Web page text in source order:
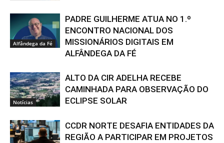
Alfândega da Fé
PADRE GUILHERME ATUA NO 1.º
ENCONTRO NACIONAL DOS
MISSIONÁRIOS DIGITAIS EM
ALFÂNDEGA DA FÉ
Notícias
ALTO DA CIR ADELHA RECEBE
CAMINHADA PARA OBSERVAÇÃO DO
ECLIPSE SOLAR
CCDR NORTE DESAFIA ENTIDADES DA
REGIÃO A PARTICIPAR EM PROJETOS